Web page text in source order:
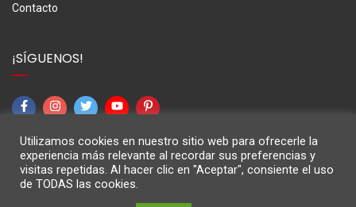
Contacto
¡SÍGUENOS!
Utilizamos cookies en nuestro sitio web para ofrecerle la
experiencia más relevante al recordar sus preferencias y
visitas repetidas. Al hacer clic en "Aceptar", consiente el uso
de TODAS las cookies.